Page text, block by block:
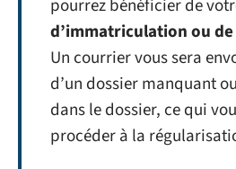
pourrez bénéficier de
d’immatriculation ou de
Un courrier vous sera
d’un dossier manquant
dans le dossier, ce qui
procéder à la